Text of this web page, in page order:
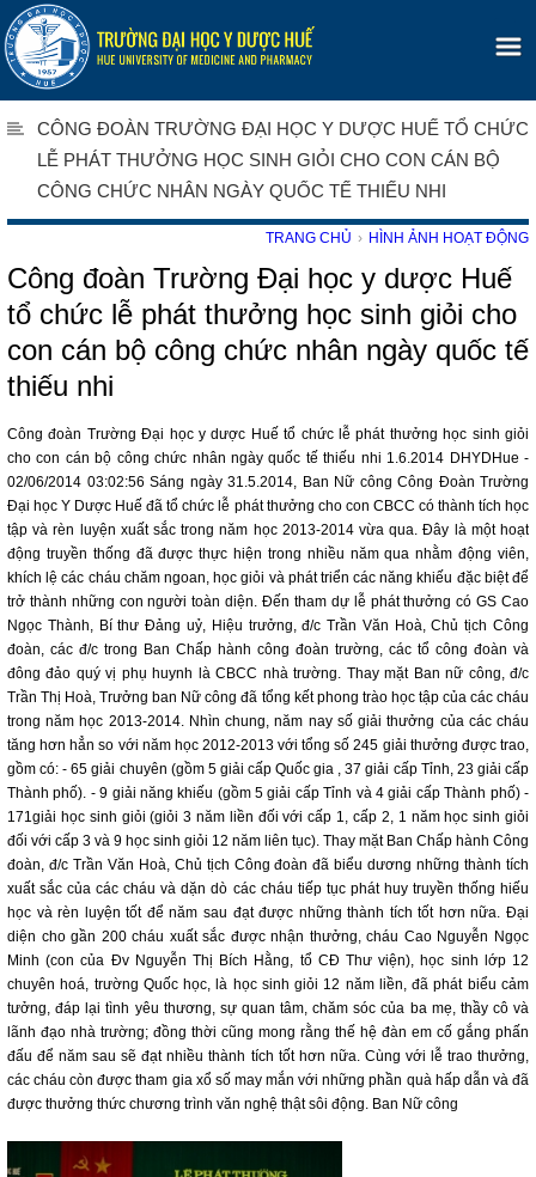
CÔNG ĐOÀN TRƯỜNG ĐẠI HỌC Y DƯỢC HUẾ TỔ CHỨC
LỄ PHÁT THƯỞNG HỌC SINH GIỎI CHO CON CÁN BỘ
CÔNG CHỨC NHÂN NGÀY QUỐC TẾ THIẾU NHI
TRANG CHỦ › HÌNH ẢNH HOẠT ĐỘNG
Công đoàn Trường Đại học y dược Huế
tổ chức lễ phát thưởng học sinh giỏi cho
con cán bộ công chức nhân ngày quốc tế
thiếu nhi
Công đoàn Trường Đại học y dược Huế tổ chức lễ phát thưởng học sinh giỏi
cho con cán bộ công chức nhân ngày quốc tế thiếu nhi 1.6.2014 DHYDHue -
02/06/2014 03:02:56 Sáng ngày 31.5.2014, Ban Nữ công Công Đoàn Trường
Đại học Y Dược Huế đã tổ chức lễ phát thưởng cho con CBCC có thành tích học
tập và rèn luyện xuất sắc trong năm học 2013-2014 vừa qua. Đây là một hoạt
động truyền thống đã được thực hiện trong nhiều năm qua nhằm động viên,
khích lệ các cháu chăm ngoan, học giỏi và phát triển các năng khiếu đặc biệt để
trở thành những con người toàn diện. Đến tham dự lễ phát thưởng có GS Cao
Ngọc Thành, Bí thư Đảng uỷ, Hiệu trưởng, đ/c Trần Văn Hoà, Chủ tịch Công
đoàn, các đ/c trong Ban Chấp hành công đoàn trường, các tổ công đoàn và
đông đảo quý vị phụ huynh là CBCC nhà trường. Thay mặt Ban nữ công, đ/c
Trần Thị Hoà, Trưởng ban Nữ công đã tổng kết phong trào học tập của các cháu
trong năm học 2013-2014. Nhìn chung, năm nay số giải thưởng của các cháu
tăng hơn hẳn so với năm học 2012-2013 với tổng số 245 giải thưởng được trao,
gồm có: - 65 giải chuyên (gồm 5 giải cấp Quốc gia , 37 giải cấp Tỉnh, 23 giải cấp
Thành phố). - 9 giải năng khiếu (gồm 5 giải cấp Tỉnh và 4 giải cấp Thành phố) -
171giải học sinh giỏi (giỏi 3 năm liền đối với cấp 1, cấp 2, 1 năm học sinh giỏi
đối với cấp 3 và 9 học sinh giỏi 12 năm liên tục). Thay mặt Ban Chấp hành Công
đoàn, đ/c Trần Văn Hoà, Chủ tịch Công đoàn đã biểu dương những thành tích
xuất sắc của các cháu và dặn dò các cháu tiếp tục phát huy truyền thống hiếu
học và rèn luyện tốt để năm sau đạt được những thành tích tốt hơn nữa. Đại
diện cho gần 200 cháu xuất sắc được nhận thưởng, cháu Cao Nguyễn Ngọc
Minh (con của Đv Nguyễn Thị Bích Hằng, tổ CĐ Thư viện), học sinh lớp 12
chuyên hoá, trường Quốc học, là học sinh giỏi 12 năm liền, đã phát biểu cảm
tưởng, đáp lại tình yêu thương, sự quan tâm, chăm sóc của ba mẹ, thầy cô và
lãnh đạo nhà trường; đồng thời cũng mong rằng thế hệ đàn em cố gắng phấn
đấu để năm sau sẽ đạt nhiều thành tích tốt hơn nữa. Cùng với lễ trao thưởng,
các cháu còn được tham gia xổ số may mắn với những phần quà hấp dẫn và đã
được thưởng thức chương trình văn nghệ thật sôi động. Ban Nữ công